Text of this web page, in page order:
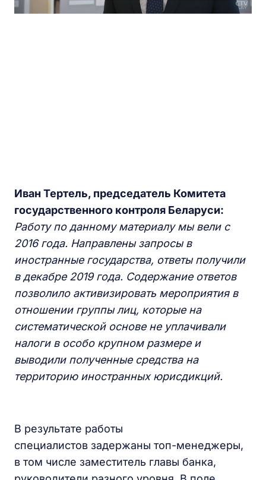
Иван Тертель, председатель Комитета
государственного контроля Беларуси:
Работу по данному материалу мы вели с
2016 года. Направлены запросы в
иностранные государства, ответы получили
в декабре 2019 года. Содержание ответов
позволило активизировать мероприятия в
отношении группы лиц, которые на
систематической основе не уплачивали
налоги в особо крупном размере и
выводили полученные средства на
территорию иностранных юрисдикций.
В результате работы
специалистов задержаны топ-менеджеры,
в том числе заместитель главы банка,